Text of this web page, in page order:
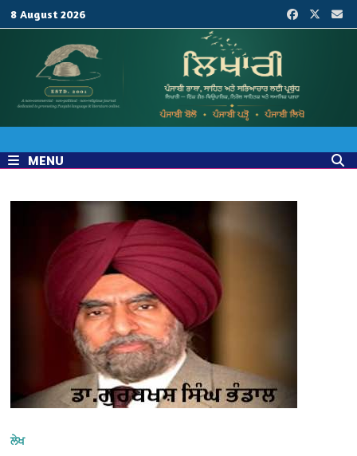
8 August 2026
MENU
ਲੇਖ